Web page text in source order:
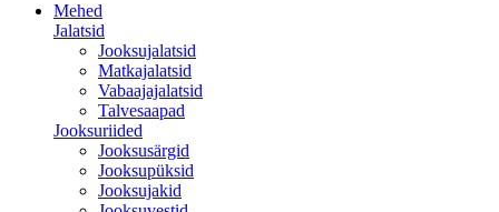
Mehed
Jalatsid
Jooksujalatsid
Matkajalatsid
Vabaajajalatsid
Talvesaapad
Jooksuriided
Jooksusärgid
Jooksupüksid
Jooksujakid